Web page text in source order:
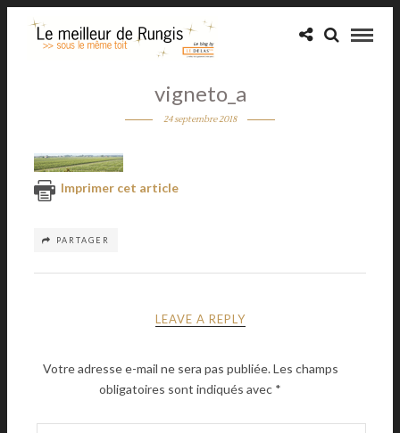
vigneto_a
24 septembre 2018
Imprimer cet article
PARTAGER
LEAVE A REPLY
Votre adresse e-mail ne sera pas publiée.Les champs
obligatoires sont indiqués avec *